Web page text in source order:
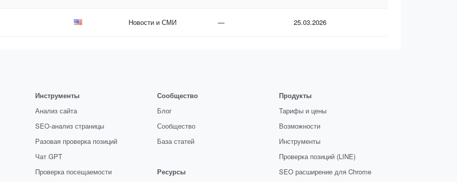
Новости и СМИ — 25.03.2026
Инструменты
Анализ сайта
SEO-анализ страницы
Разовая проверка позиций
Чат GPT
Проверка посещаемости
Сообщество
Блог
Сообщество
База статей
Ресурсы
Продукты
Тарифы и цены
Возможности
Инструменты
Проверка позиций (LINE)
SEO расширение для Chrome